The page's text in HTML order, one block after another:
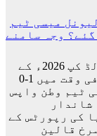
میسی ٹیم
وجہ سامنے
اسلام آباد (مانند نیوز) فیفا ورلڈ کپ 2026ء کے
فائنل میں اسپین کے ہاتھوں اضافی وقت میں 1-0
ٹیم وطن واپس
شاندار
کی رپورٹس کے
قالین